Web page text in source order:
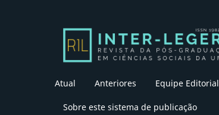
Atual Anteriores Equipe Editorial
Sobre este sistema de publicação